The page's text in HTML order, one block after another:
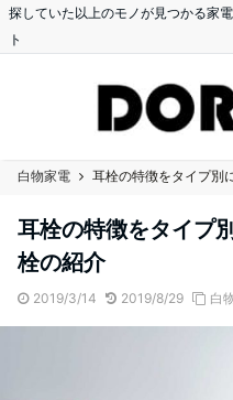
探していた以上のモノが見つかる家
ト
白物家電 耳栓の特徴をタイプ
耳栓の特徴をタイプ
栓の紹介
2019/3/14 2019/8/29 白